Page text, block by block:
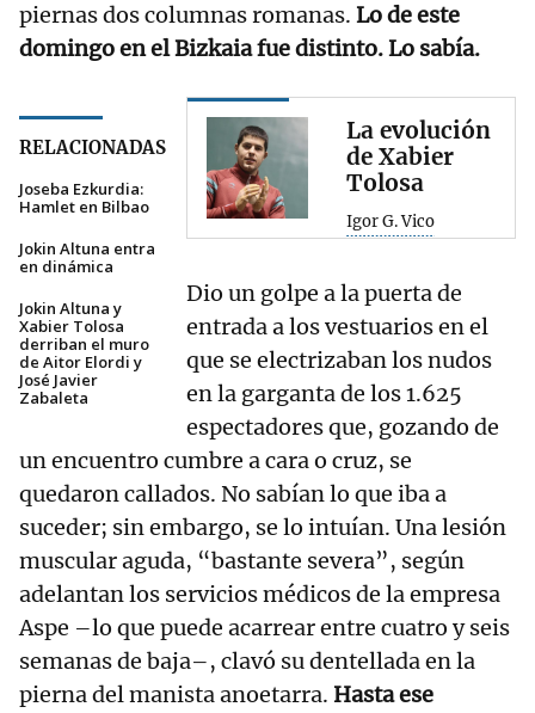
piernas dos columnas romanas. Lo de este
domingo en el Bizkaia fue distinto. Lo sabía.
RELACIONADAS
Joseba Ezkurdia:
Hamlet en Bilbao
Jokin Altuna entra
en dinámica
Jokin Altuna y
Xabier Tolosa
derriban el muro
de Aitor Elordi y
José Javier
Zabaleta
La evolución
de Xabier
Tolosa
Igor G. Vico
Dio un golpe a la puerta de
entrada a los vestuarios en el
que se electrizaban los nudos
en la garganta de los 1.625
espectadores que, gozando de
un encuentro cumbre a cara o cruz, se
quedaron callados. No sabían lo que iba a
suceder; sin embargo, se lo intuían. Una lesión
muscular aguda, “bastante severa”, según
adelantan los servicios médicos de la empresa
Aspe –lo que puede acarrear entre cuatro y seis
semanas de baja–, clavó su dentellada en la
pierna del manista anoetarra. Hasta ese